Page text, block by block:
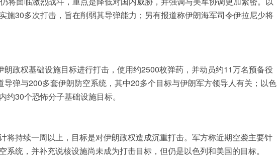
施30多次打击，旨在削弱其导弹能力；另有报道称伊朗海军司令伊拉尼少将
政权基础设施目标进行打击，使用约2500枚弹药，并动员约11万名预备役
弹与200多套伊朗防空系统，其中20多个目标与伊朗军方领导人有关；以色
30个恐怖分子基础设施目标。
将持续一周以上，目标是对伊朗政权造成沉重打击。军方称近期空袭主要针
统，并补充说核设施尚未成为打击目标，但仍是以色列和美国的目标。